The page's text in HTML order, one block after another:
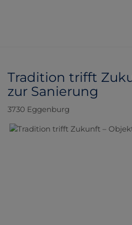
Tradition trifft
zur Sanierung
3730 Eggenburg